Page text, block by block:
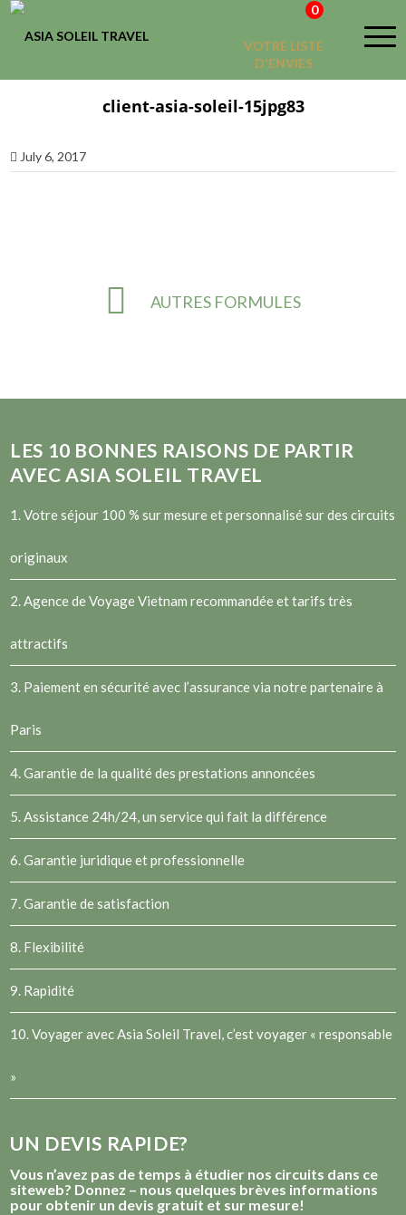
VOTRE LISTE
D'ENVIES
0
client-asia-soleil-15jpg83
July 6, 2017
AUTRES FORMULES
LES 10 BONNES RAISONS DE PARTIR
AVEC ASIA SOLEIL TRAVEL
1. Votre séjour 100 % sur mesure et personnalisé sur des circuits
originaux
2.Agence de Voyage Vietnam recommandée et tarifs très
attractifs
3. Paiement en sécurité avec l’assurance via notre partenaire à
Paris
4. Garantie de la qualité des prestations annoncées
5. Assistance 24h/24, un service qui fait la différence
6. Garantie juridique et professionnelle
7. Garantie de satisfaction
8. Flexibilité
9. Rapidité
10. Voyager avec Asia Soleil Travel, c’est voyager « responsable
»
UN DEVIS RAPIDE?
Vous n’avez pas de temps à étudier nos circuits dans ce
siteweb? Donnez – nous quelques brèves informations
pour obtenir un devis gratuit et sur mesure!